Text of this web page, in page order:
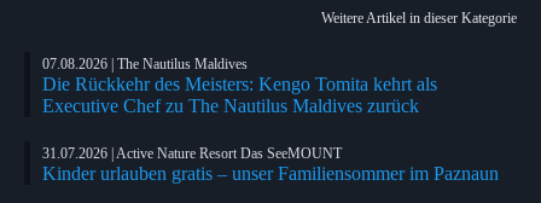
Weitere Artikel in dieser Kategorie
07.08.2026 | The Nautilus Maldives
Die Rückkehr des Meisters: Kengo Tomita kehrt als
Executive Chef zu The Nautilus Maldives zurück
31.07.2026 | Active Nature Resort Das SeeMOUNT
Kinder urlauben gratis – unser Familiensommer im Paznaun